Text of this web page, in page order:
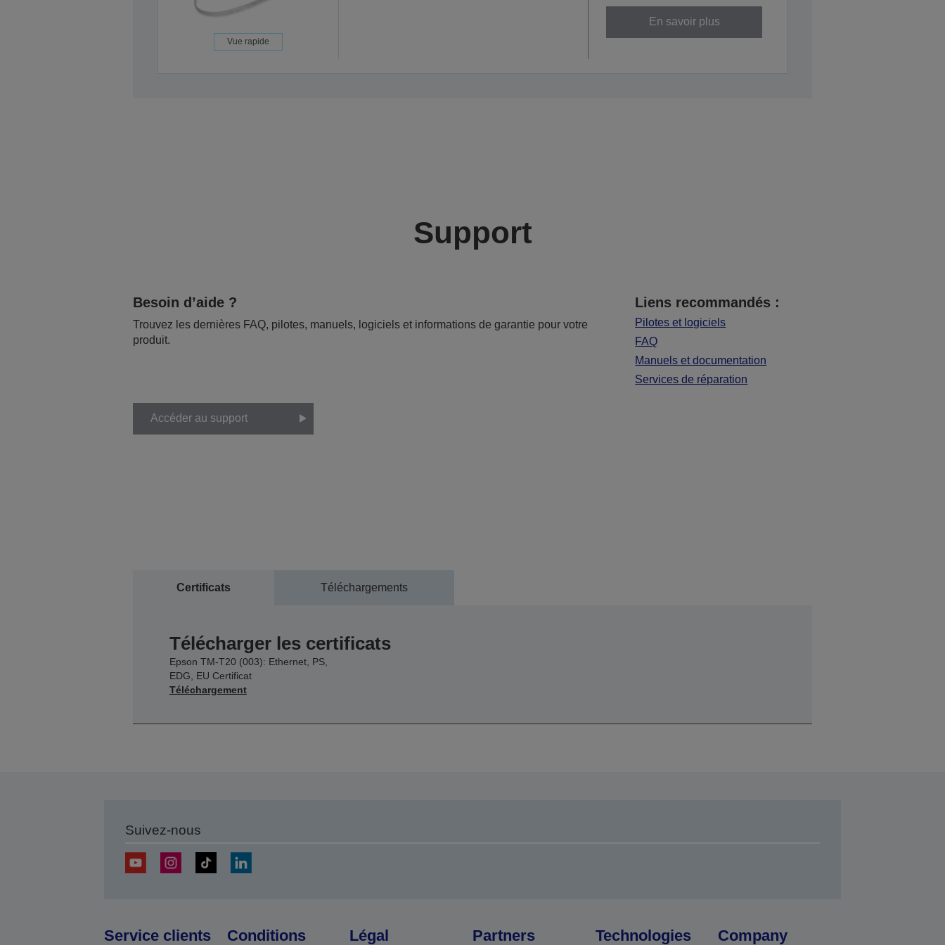
Vue rapide
En savoir plus
Support
Besoin d’aide ?
Trouvez les dernières FAQ, pilotes, manuels, logiciels et informations de garantie pour votre
produit.
Liens recommandés :
Pilotes et logiciels
FAQ
Manuels et documentation
Services de réparation
Accéder au support
Certificats Téléchargements
Télécharger les certificats
Epson TM-T20 (003): Ethernet, PS,
EDG, EU Certificat
Téléchargement
Suivez-nous
Service clients
Conditions
Légal Partners Technologies Company